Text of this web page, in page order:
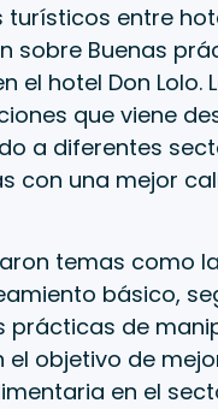
turísticos entre
sobre Buenas
el hotel Don Lolo.
que viene
a diferentes
con una mejor
temas como
básico,
prácticas de
objetivo de
en el